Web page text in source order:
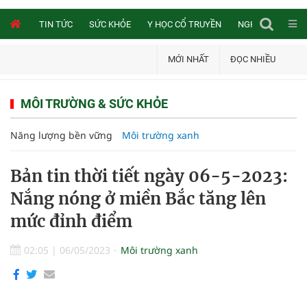
TIN TỨC SỨC KHỎE Y HỌC CỔ TRUYỀN NGHIÊN CỨU
MỚI NHẤT ĐỌC NHIỀU
MÔI TRƯỜNG & SỨC KHỎE
Năng lượng bền vững Môi trường xanh
Bản tin thời tiết ngày 06-5-2023:
Nắng nóng ở miền Bắc tăng lên
mức đỉnh điểm
02:05 | 06/05/2023 Môi trường xanh